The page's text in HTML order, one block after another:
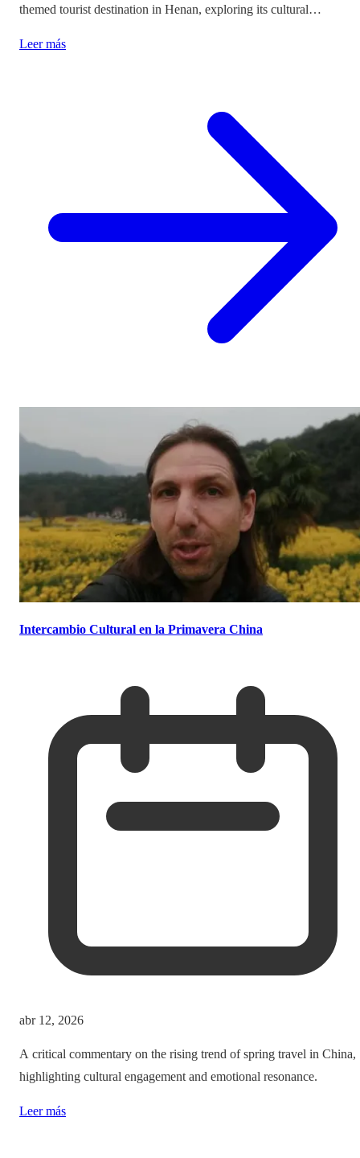
themed tourist destination in Henan, exploring its cultural
Leer más
Intercambio Cultural en la Primavera China
abr 12, 2026
A critical commentary on the rising trend of spring travel in China,
highlighting cultural engagement and emotional resonance.
Leer más